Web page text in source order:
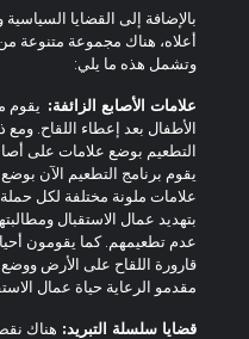
بالإضافة إلى القضايا السياسية
أعلاه، هناك مجموعة متنوعة من
وتشمل هذه ما يلي:
علامات الأصابع الزائفة: يقوم
الأطفال بعد إعطاء اللقاح. ومع
التطعيم بوضع علامات على أصابع
يقوم برنامج التطعيم الآن بوضع
علامات ملونة مختلفة لكل حملة.
بتهديد عمال الاستقبال
عدم تطعيمهم. كما يقومون أحيانًا
قارورة اللقاح على الأرض ووضع
مقدمو الرعاية حياة عمال
قضايا سلسلة التبريد:هناك نقص في